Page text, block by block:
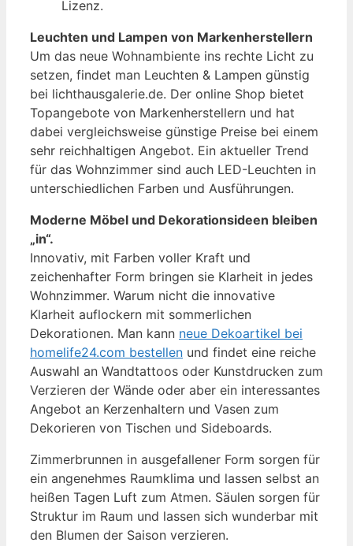
Lizenz.
Leuchten und Lampen von Markenherstellern
Um das neue Wohnambiente ins rechte Licht zu
setzen, findet man Leuchten & Lampen günstig
bei lichthausgalerie.de. Der online Shop bietet
Topangebote von Markenherstellern und hat
dabei vergleichsweise günstige Preise bei einem
sehr reichhaltigen Angebot. Ein aktueller Trend
für das Wohnzimmer sind auch LED-Leuchten in
unterschiedlichen Farben und Ausführungen.
Moderne Möbel und Dekorationsideen bleiben
„in“.
Innovativ, mit Farben voller Kraft und
zeichenhafter Form bringen sie Klarheit in jedes
Wohnzimmer. Warum nicht die innovative
Klarheit auflockern mit sommerlichen
Dekorationen. Man kann neue Dekoartikel bei
homelife24.com bestellen und findet eine reiche
Auswahl an Wandtattoos oder Kunstdrucken zum
Verzieren der Wände oder aber ein interessantes
Angebot an Kerzenhaltern und Vasen zum
Dekorieren von Tischen und Sideboards.
Zimmerbrunnen in ausgefallener Form sorgen für
ein angenehmes Raumklima und lassen selbst an
heißen Tagen Luft zum Atmen. Säulen sorgen für
Struktur im Raum und lassen sich wunderbar mit
den Blumen der Saison verzieren.